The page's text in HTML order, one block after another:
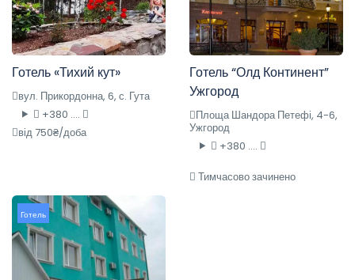
Готель «Тихий кут»
вул. Прикордонна, 6, с. Гута
+380 ....
від 750₴/доба
Готель “Олд Континент”
Ужгород
Площа Шандора Петефі, 4-6,
Ужгород
+380 ....
Тимчасово зачинено
Готель